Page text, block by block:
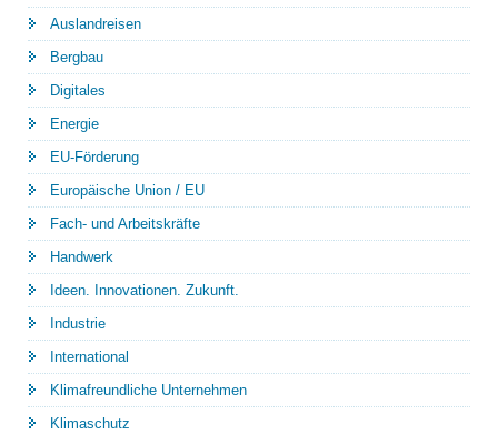
Auslandreisen
Bergbau
Digitales
Energie
EU-Förderung
Europäische Union / EU
Fach- und Arbeitskräfte
Handwerk
Ideen. Innovationen. Zukunft.
Industrie
International
Klimafreundliche Unternehmen
Klimaschutz